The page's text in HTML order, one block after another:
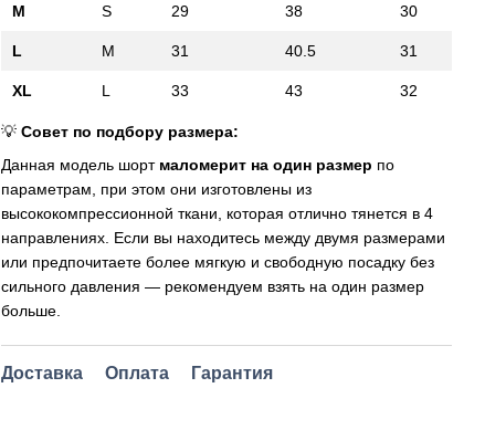
M S 29 38 30
L M 31 40.5 31
XL L 33 43 32
💡 Совет по подбору размера:
Данная модель шорт маломерит на один размер по
параметрам, при этом они изготовлены из
высококомпрессионной ткани, которая отлично тянется в 4
направлениях. Если вы находитесь между двумя размерами
или предпочитаете более мягкую и свободную посадку без
сильного давления — рекомендуем взять на один размер
больше.
Доставка Оплата Гарантия